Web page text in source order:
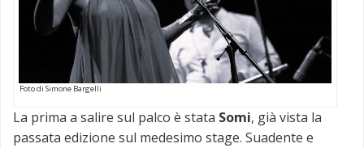
Foto di Simone Bargelli
La prima a salire sul palco è stata Somi, già vista la
passata edizione sul medesimo stage. Suadente e